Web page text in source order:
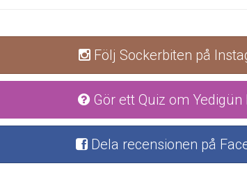
Följ Sockerbiten på
Gör ett Quiz om Yedigün
Dela recensionen på